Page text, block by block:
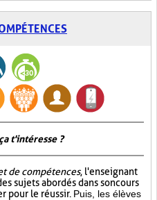
t'intéresse ?
de compétences, l'enseignant
sujets abordés dans son cours
pour le réussir. Puis, les élèves